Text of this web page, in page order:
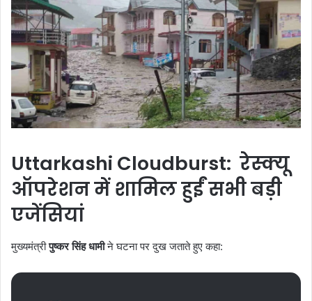
Uttarkashi Cloudburst: रेस्क्यू
ऑपरेशन में शामिल हुईं सभी बड़ी
एजेंसियां
मुख्यमंत्रीपुष्कर सिंह धामीने घटना पर दुख जताते हुए कहा: